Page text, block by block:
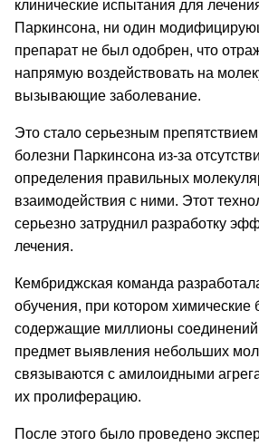
клинические испытания для
Паркинсона, ни один
препарат не был одобрен, что
напрямую воздействовать на
вызывающие заболевание.
Это стало серьезным
болезни Паркинсона из-за
определения правильных
взаимодействия с ними. Этот
серьезно затруднил разработку
лечения.
Кембриджская команда
обучения, при котором химические
содержащие миллионы
предмет выявления небольших
связываются с амилоидными
их пролиферацию.
После этого было проведено